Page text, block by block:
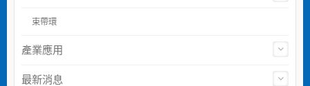
束帶環
產業應用
最新消息